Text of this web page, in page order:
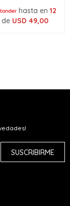
hasta en 12
de USD 49,00
SUSCRIBIRME